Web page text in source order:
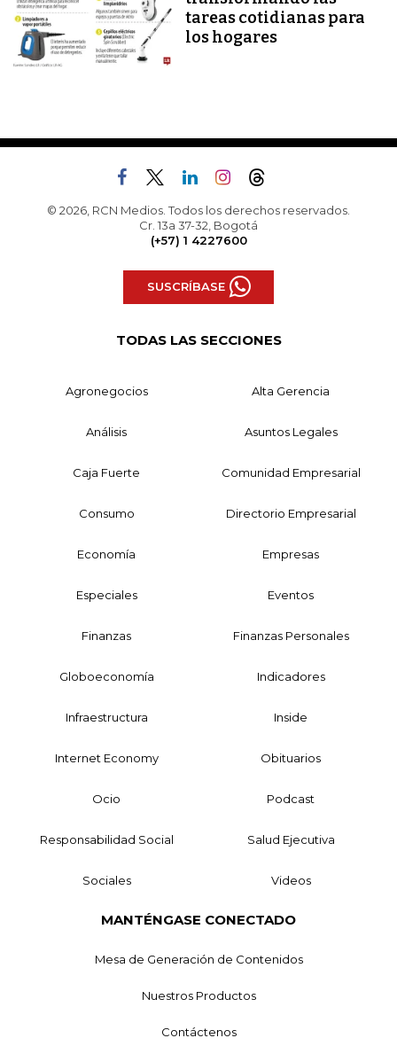
tareas cotidianas para
los hogares
© 2026, RCN Medios. Todos los derechos reservados.
Cr. 13a 37-32, Bogotá
(+57) 1 4227600
SUSCRÍBASE
TODAS LAS SECCIONES
Agronegocios Alta Gerencia
Análisis Asuntos Legales
Caja Fuerte Comunidad Empresarial
Consumo Directorio Empresarial
Economía Empresas
Especiales Eventos
Finanzas Finanzas Personales
Globoeconomía Indicadores
Infraestructura Inside
Internet Economy Obituarios
Ocio Podcast
Responsabilidad Social Salud Ejecutiva
Sociales Videos
MANTÉNGASE CONECTADO
Mesa de Generación de Contenidos
Nuestros Productos
Contáctenos